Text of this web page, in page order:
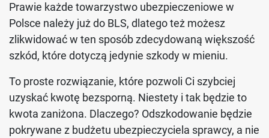
Prawie każde towarzystwo ubezpieczeniowe w
Polsce należy już do BLS, dlatego też możesz
zlikwidować w ten sposób zdecydowaną większość
szkód, które dotyczą jedynie szkody w mieniu.
To proste rozwiązanie, które pozwoli Ci szybciej
uzyskać kwotę bezsporną. Niestety i tak będzie to
kwota zaniżona. Dlaczego? Odszkodowanie będzie
pokrywane z budżetu ubezpieczyciela sprawcy, a nie